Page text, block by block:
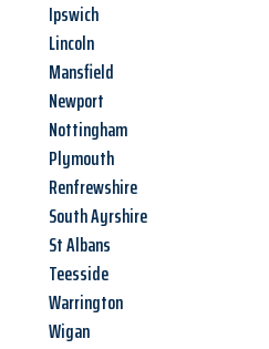
Ipswich
Lincoln
Mansfield
Newport
Nottingham
Plymouth
Renfrewshire
South Ayrshire
St Albans
Teesside
Warrington
Wigan